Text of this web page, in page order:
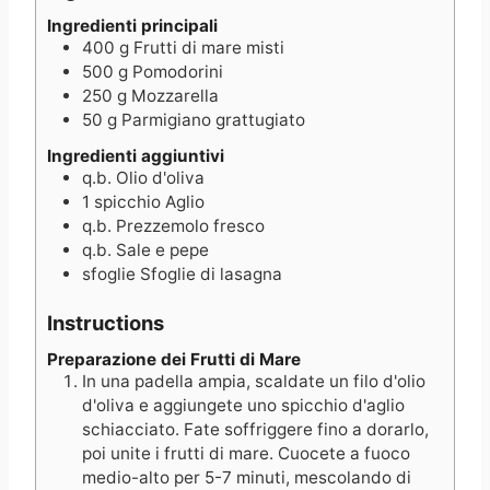
e
s
Ingredienti principali
400 g Frutti di mare misti
500 g Pomodorini
250 g Mozzarella
50 g Parmigiano grattugiato
Ingredienti aggiuntivi
q.b. Olio d'oliva
1 spicchio Aglio
q.b. Prezzemolo fresco
q.b. Sale e pepe
sfoglie Sfoglie di lasagna
Instructions
Preparazione dei Frutti di Mare
In una padella ampia, scaldate un filo d'olio
d'oliva e aggiungete uno spicchio d'aglio
schiacciato. Fate soffriggere fino a dorarlo,
poi unite i frutti di mare. Cuocete a fuoco
medio-alto per 5-7 minuti, mescolando di